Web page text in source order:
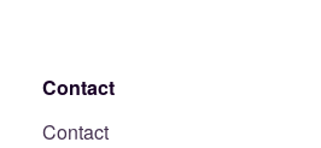
Contact
Contact